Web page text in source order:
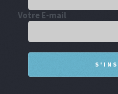
Votre E-mail